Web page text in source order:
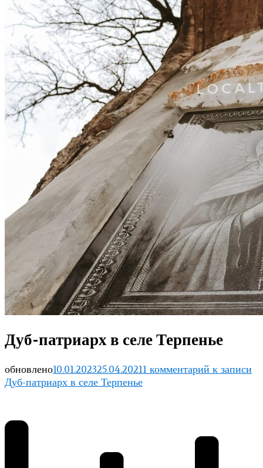
Дуб-патриарх в селе Терпенье
обновлено10.01.202325.04.20211 комментарий к записи
Дуб-патриарх в селе Терпенье